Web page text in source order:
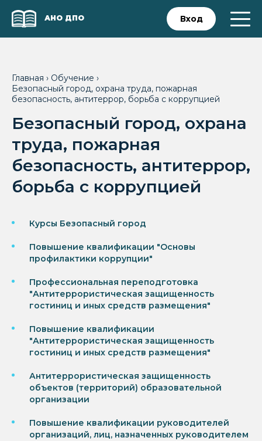
АНО ДПО Вход
Главная › Обучение ›
Безопасный город, охрана труда, пожарная
безопасность, антитеррор, борьба с коррупцией
Безопасный город, охрана
труда, пожарная
безопасность, антитеррор,
борьба с коррупцией
Курсы Безопасный город
Повышение квалификации "Основы
профилактики коррупции"
Профессиональная переподготовка
"Антитеррористическая защищенность
гостиниц и иных средств размещения"
Повышение квалификации
"Антитеррористическая защищенность
гостиниц и иных средств размещения"
Антитеррористическая защищенность
объектов (территорий) образовательной
организации
Повышение квалификации руководителей
организаций, лиц, назначенных руководителем